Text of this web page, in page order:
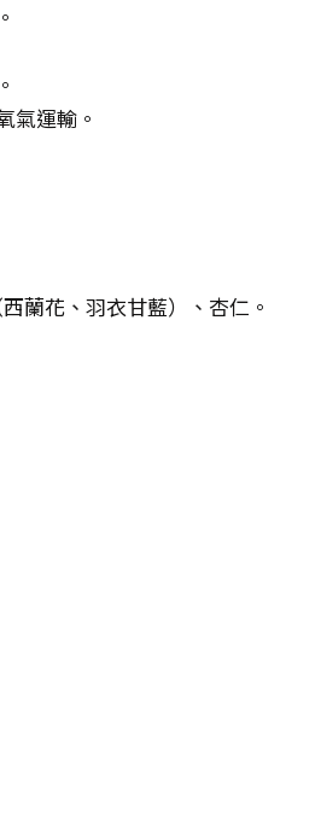
氣運輸。
蘭花、羽衣甘藍）、杏仁。